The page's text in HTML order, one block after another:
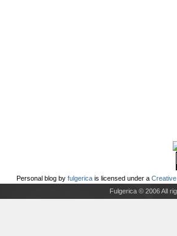
Personal blog by fulgerica is licensed under a
Fulgerica © 2006 All